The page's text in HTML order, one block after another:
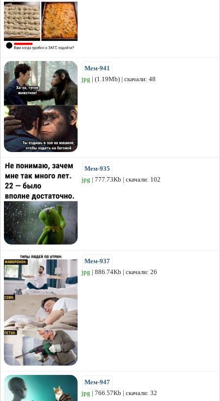
Мем-941
jpg | (1.19Mb) | скачали: 48
Мем-935
jpg | 777.73Kb | скачали: 102
Мем-937
jpg | 886.74Kb | скачали: 26
Мем-947
jpg | 766.57Kb | скачали: 32